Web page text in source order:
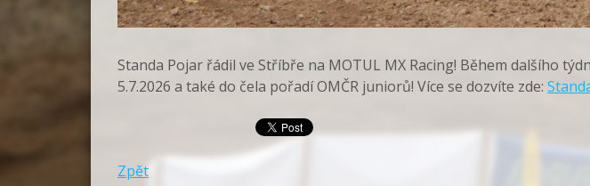
Standa Pojar řádil ve Stříbře na MOTUL MX Racing! Během dalšího
5.7.2026 a také do čela pořadí OMČR juniorů! Více se dozvíte zde:
Zpět